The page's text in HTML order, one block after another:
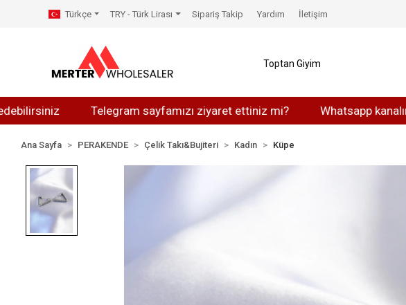
Telegram sayfamızı ziyaret ettiniz mi? Whatsapp kanalımıza
Türkçe TRY - Türk Lirası Sipariş Takip Yardım İletişim
Toptan Giyim
Ana Sayfa PERAKENDE Çelik Takı&Bujiteri Kadın Küpe